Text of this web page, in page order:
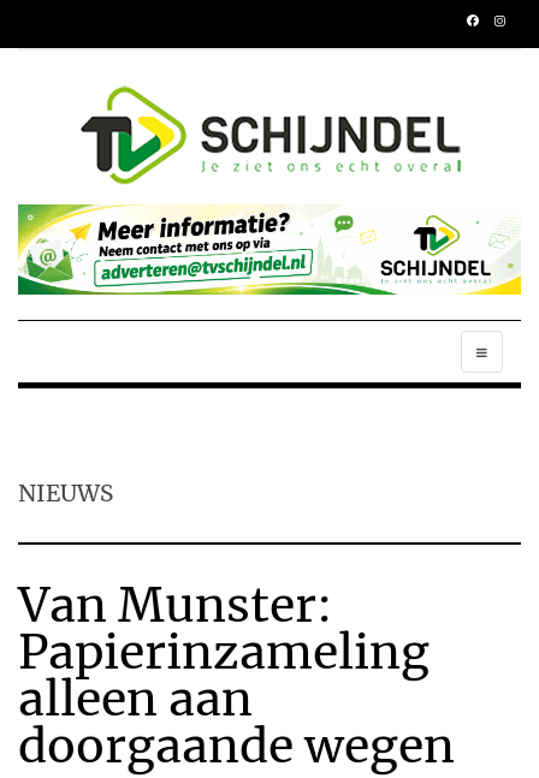
NIEUWS
Van Munster:
Papierinzameling
alleen aan
doorgaande wegen